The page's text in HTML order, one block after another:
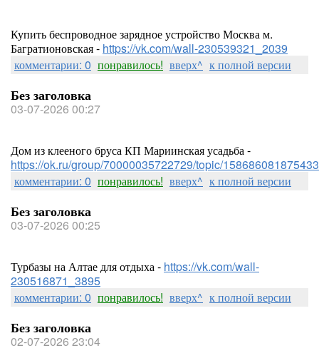
Купить беспроводное зарядное устройство Москва м.
Багратионовская - https://vk.com/wall-230539321_2039
комментарии: 0 понравилось! вверх^ к полной версии
Без заголовка
03-07-2026 00:27
Дом из клееного бруса КП Мариинская усадьба -
https://ok.ru/group/70000035722729/topic/158686081875433
комментарии: 0 понравилось! вверх^ к полной версии
Без заголовка
03-07-2026 00:25
Турбазы на Алтае для отдыха - https://vk.com/wall-
230516871_3895
комментарии: 0 понравилось! вверх^ к полной версии
Без заголовка
02-07-2026 23:04